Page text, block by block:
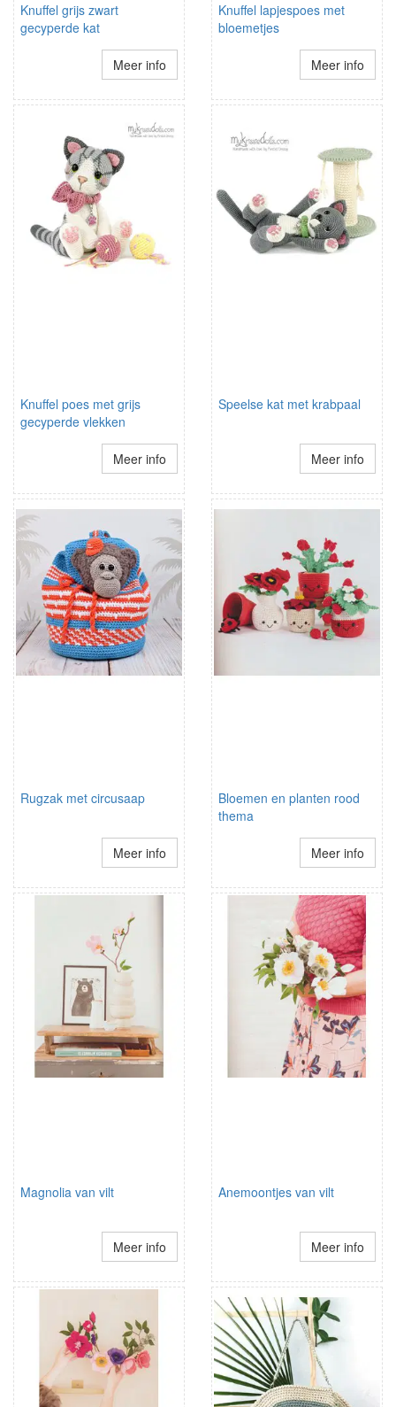
Knuffel grijs zwart
gecyperde kat
Meer info
Knuffel lapjespoes met
bloemetjes
Meer info
Knuffel poes met grijs
gecyperde vlekken
Meer info
Speelse kat met krabpaal
Meer info
Rugzak met circusaap
Meer info
Bloemen en planten rood
thema
Meer info
Magnolia van vilt
Meer info
Anemoontjes van vilt
Meer info